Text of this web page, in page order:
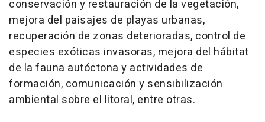
conservación y restauración de la vegetación,
mejora del paisajes de playas urbanas,
recuperación de zonas deterioradas, control de
especies exóticas invasoras, mejora del hábitat
de la fauna autóctona y actividades de
formación, comunicación y sensibilización
ambiental sobre el litoral, entre otras.